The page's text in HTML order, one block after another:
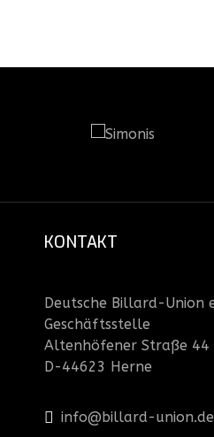
KONTAKT
Deutsche Billard-Union
Geschäftsstelle
Altenhöfener Straße 44
D-44623 Herne
info@billard-union.de